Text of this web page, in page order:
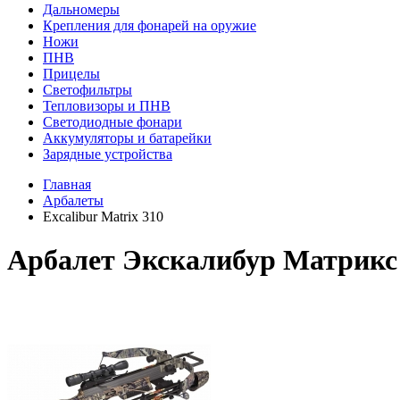
Дальномеры
Крепления для фонарей на оружие
Ножи
ПНВ
Прицелы
Светофильтры
Тепловизоры и ПНВ
Светодиодные фонари
Аккумуляторы и батарейки
Зарядные устройства
Главная
Арбалеты
Excalibur Matrix 310
Арбалет Экскалибур